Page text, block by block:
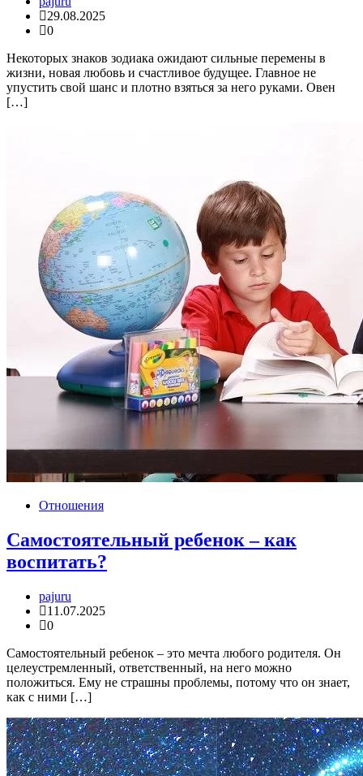
29.08.2025
0
Некоторых знаков зодиака ожидают сильные перемены в
жизни, новая любовь и счастливое будущее. Главное не
упустить свой шанс и плотно взяться за него руками. Овен
[…]
Отношения
Cамостоятельный ребенок – как
воспитать?
pajuru
11.07.2025
0
Самостоятельный ребенок – это мечта любого родителя. Он
целеустремленный, ответственный, на него можно
положиться. Ему не страшны проблемы, потому что он знает,
как с ними […]